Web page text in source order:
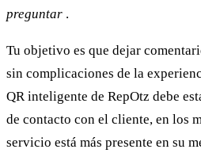
preguntar .
Tu objetivo es que dejar
sin complicaciones de la
QR inteligente de RepOtz debe
de contacto con el cliente, en los
servicio está más presente en su